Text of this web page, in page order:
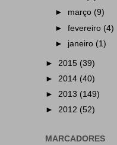
► março (9)
►fevereiro (4)
► janeiro (1)
► 2015 (39)
► 2014 (40)
► 2013 (149)
► 2012 (52)
MARCADORES